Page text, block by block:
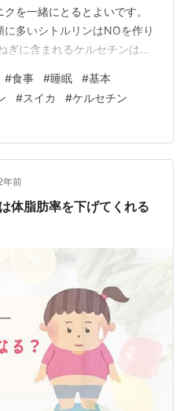
を一緒にとるとよいです。
多いシトルリンはNOを作り
ぎに含まれるケルセチンは、
分解を抑える作用があるの
#食事 #睡眠 #基本
#スイカ #ケルセチン
年前
体脂肪率を下げてくれる